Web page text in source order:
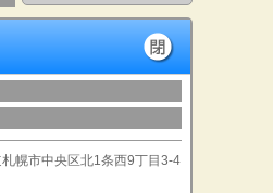
幌市中央区北1条西9丁目3-4